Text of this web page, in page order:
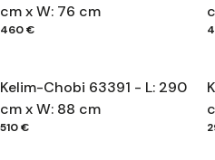
cm x W: 76 cm
460 €
Kelim-Chobi 63391 - L: 290
cm x W: 88 cm
510 €